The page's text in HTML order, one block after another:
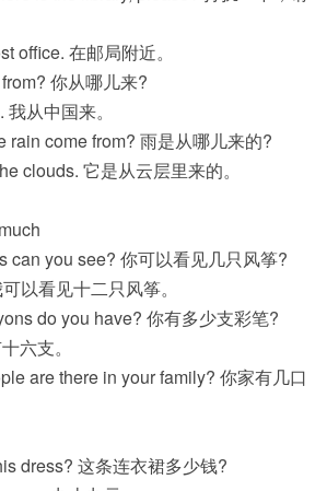
office. 在邮局附近。
你从哪儿来?
从中国来。
come from? 雨是从哪儿来的?
clouds. 它是从云层里来的。
can you see? 你可以看见几只风筝?
以看见十二只风筝。
do you have? 你有多少支彩笔?
六支。
are there in your family? 你家有几口
dress? 这条连衣裙多少钱?